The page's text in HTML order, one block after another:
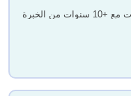
الخبرة